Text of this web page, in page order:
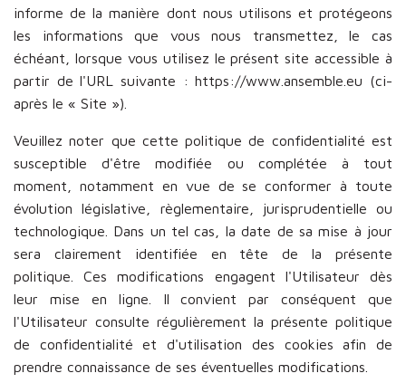
informe de la manière dont nous utilisons et protégeons
les informations que vous nous transmettez, le cas
échéant, lorsque vous utilisez le présent site accessible à
partir de l'URL suivante : https://www.ansemble.eu (ci-
après le « Site »).
Veuillez noter que cette politique de confidentialité est
susceptible d'être modifiée ou complétée à tout
moment, notamment en vue de se conformer à toute
évolution législative, règlementaire, jurisprudentielle ou
technologique. Dans un tel cas, la date de sa mise à jour
sera clairement identifiée en tête de la présente
politique. Ces modifications engagent l'Utilisateur dès
leur mise en ligne. Il convient par conséquent que
l'Utilisateur consulte régulièrement la présente politique
de confidentialité et d'utilisation des cookies afin de
prendre connaissance de ses éventuelles modifications.